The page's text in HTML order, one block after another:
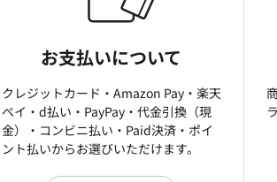
お支払いについて
クレジットカード・Amazon Pay・楽天
ぺイ・d払い・PayPay・代金引換（現
金）・コンビニ払い・Paid決済・ポイ
ント払いからお選びいただけます。